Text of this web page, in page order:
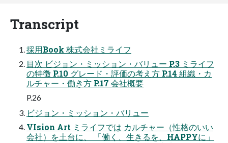
Transcript
採用Book 株式会社ミライフ
目次 ビジョン・ミッション・バリュー P.3 ミライフ
の特徴 P.10 グレード・評価の考え方 P.14 組織・カ
ルチャー・働き方 P.17 会社概要
P.26
ビジョン・ミッション・バリュー
VIsion Art ミライフでは カルチャー（性格のいい
会社）を土台に、 「働く、生きるを、HAPPYに」